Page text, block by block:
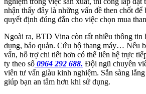
nhận thấy đây là những vấn đề then chốt để
quyết định đúng đắn cho việc chọn mua
Ngoài ra, BTD Vina còn rất nhiều thông tin
dụng, bảo quản. Cứu hộ thang máy… Nếu
vấn, hỗ trợ chi tiết hơn có thể liên hệ trực
ty theo số 0964 292 688. Đội ngũ chuyên
viên tư vấn giàu kinh nghiệm. Sẵn sàng
giúp bạn an tâm hơn khi sử dụng.